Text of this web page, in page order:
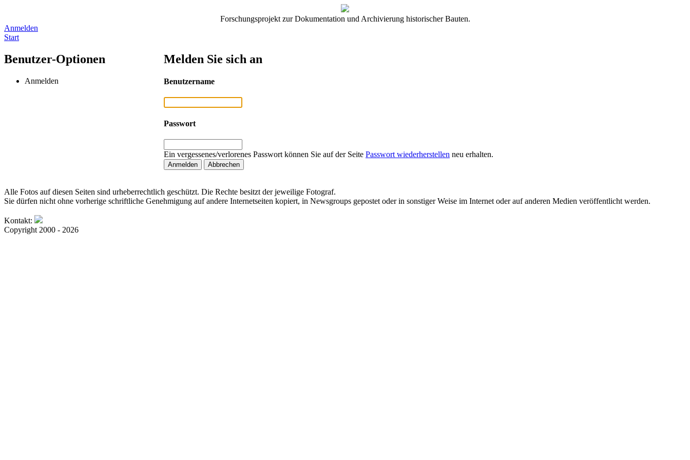
Forschungsprojekt zur Dokumentation und Archivierung historischer Bauten.
Anmelden
Start
Benutzer-Optionen
Anmelden
Melden Sie sich an
Benutzername
Passwort
Ein vergessenes/verlorenes Passwort können Sie auf der Seite Passwort wiederherstellen neu erhalten.
Alle Fotos auf diesen Seiten sind urheberrechtlich geschützt. Die Rechte besitzt der jeweilige Fotograf.
Sie dürfen nicht ohne vorherige schriftliche Genehmigung auf andere Internetseiten kopiert, in Newsgroups gepostet oder in sonstiger Weise im Internet oder auf anderen Medien veröffentlicht werden.
Kontakt:
Copyright 2000 - 2026